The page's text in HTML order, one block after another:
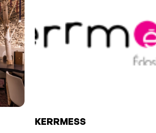
KERRMESS